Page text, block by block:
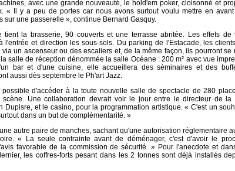
avec une grande nouveauté, le hold'em poker, cloisonné et
« Il y a peu de portes car nous avons surtout voulu mettre en
sur une passerelle », continue Bernard Gasquy.
la brasserie, 90 couverts et une terrasse abritée. Les effets de
l'entrée et direction les sous-sols. Du parking de l'Estacade, les
un ascenseur ou des escaliers et, de la même façon, ils pourront se
salle de réception dénommée la salle Océane : 200 m² avec vue
bar et d'une cuisine, elle accueillera des séminaires et des
aussi dès septembre le Ph'art Jazz.
d'accéder à la toute nouvelle salle de spectacle de 280
Une collaboration devrait voir le jour entre le directeur de la
Dupisre, et le casino, pour la programmation artistique. « C'est un
dans un but de complémentarité. »
autre paire de manches, sachant qu'une autorisation réglementaire
« La seule contrainte avant de déménager, c'est d'avoir le
favorable de la commission de sécurité. » Pour l'anecdote et
les coffres-forts pesant dans les 2 tonnes sont déjà installés